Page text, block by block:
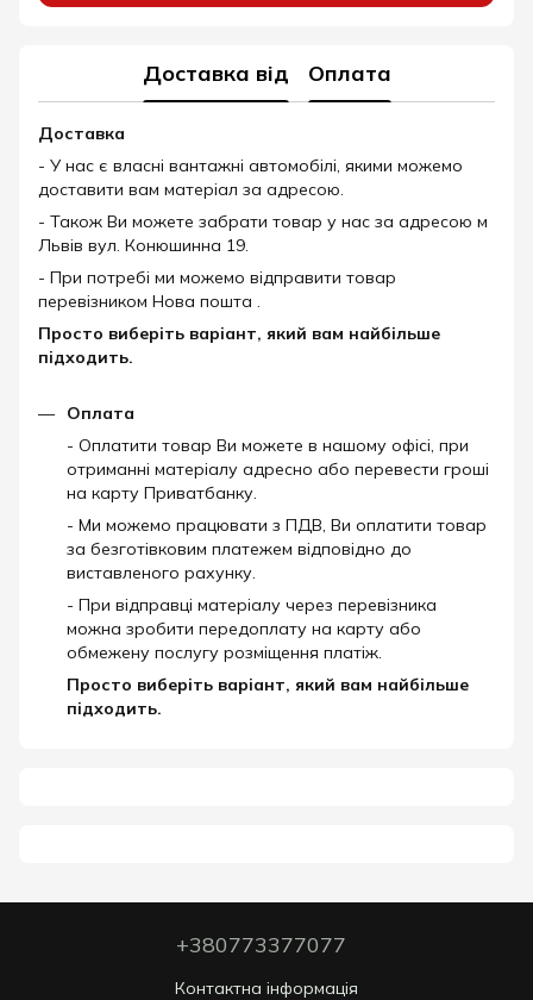
Доставка від Оплата
Доставка
- У нас є власні вантажні автомобілі, якими можемо
доставити вам матеріал за адресою.
- Також Ви можете забрати товар у нас за адресою м
Львів вул. Конюшинна 19.
- При потребі ми можемо відправити товар
перевізником Нова пошта .
Просто виберіть варіант, який вам найбільше
підходить.
Оплата
- Оплатити товар Ви можете в нашому офісі, при
отриманні матеріалу адресно або перевести гроші
на карту Приватбанку.
- Ми можемо працювати з ПДВ, Ви оплатити товар
за безготівковим платежем відповідно до
виставленого рахунку.
- При відправці матеріалу через перевізника
можна зробити передоплату на карту або
обмежену послугу розміщення платіж.
Просто виберіть варіант, який вам найбільше
підходить.
+380773377077
Контактна інформація